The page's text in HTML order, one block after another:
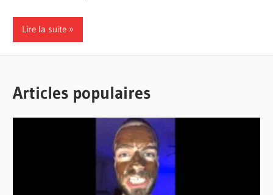
Lire la suite
Articles populaires